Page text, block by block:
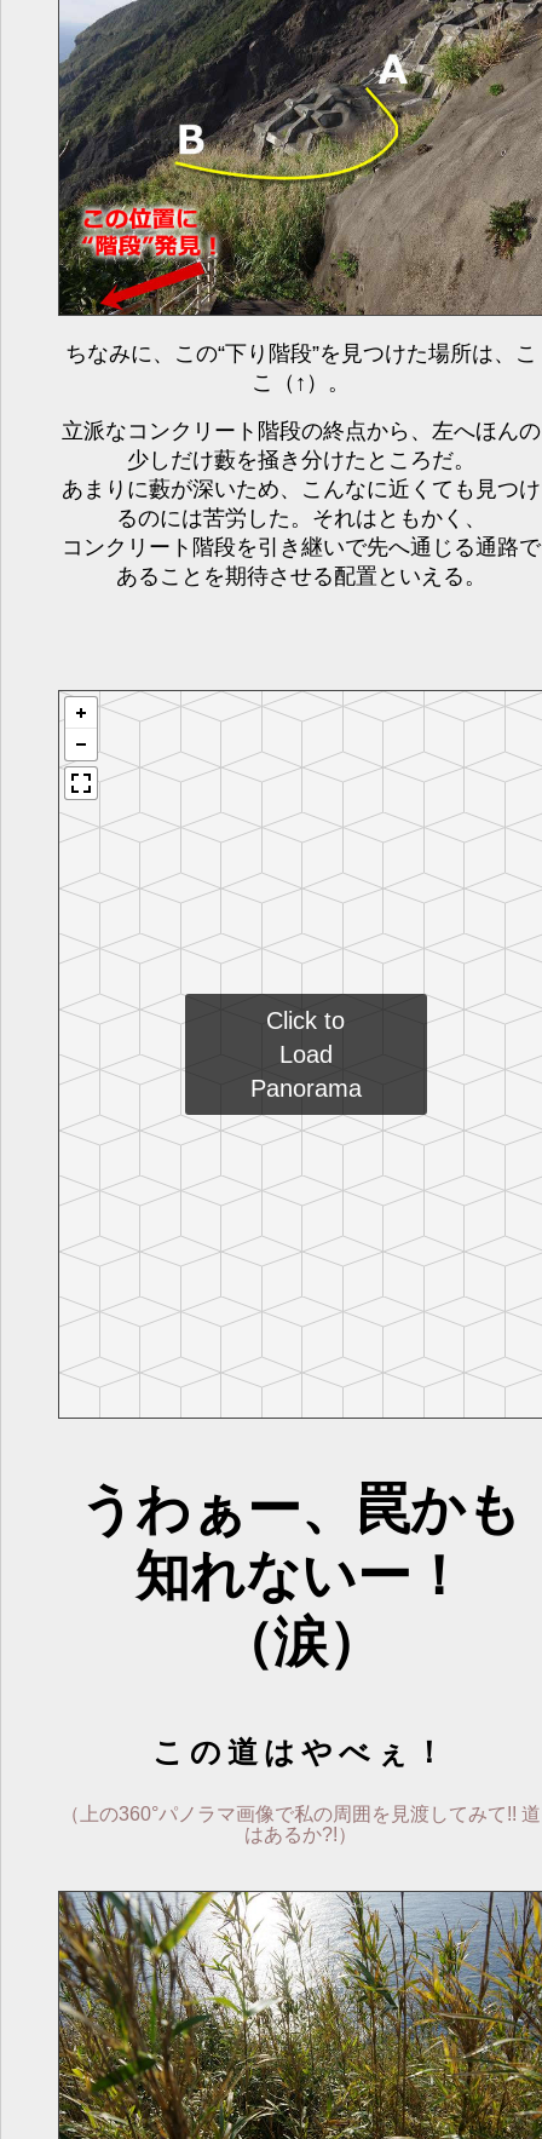
ちなみに、この“下り階段”を見つけた場所は、こ
こ（↑）。
立派なコンクリート階段の終点から、左へほんの
少しだけ藪を掻き分けたところだ。
あまりに藪が深いため、こんなに近くても見つけ
るのには苦労した。それはともかく、
コンクリート階段を引き継いで先へ通じる通路で
あることを期待させる配置といえる。
うわぁー、罠かも
知れないー！
（涙）
この道はやべぇ！
（上の360°パノラマ画像で私の周囲を見渡してみて!! 道
はあるか?!）